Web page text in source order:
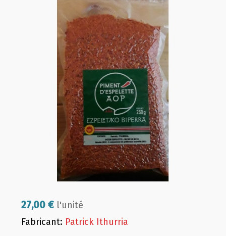
27,00 € l'unité
Fabricant: Patrick Ithurria